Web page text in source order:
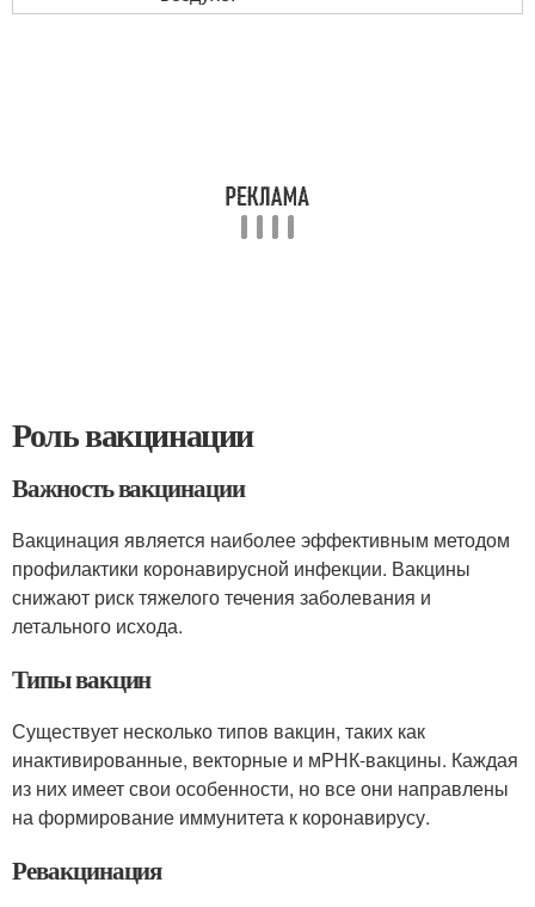
Роль вакцинации
Важность вакцинации
Вакцинация является наиболее эффективным методом
профилактики коронавирусной инфекции. Вакцины
снижают риск тяжелого течения заболевания и
летального исхода.
Типы вакцин
Существует несколько типов вакцин, таких как
инактивированные, векторные и мРНК-вакцины. Каждая
из них имеет свои особенности, но все они направлены
на формирование иммунитета к коронавирусу.
Ревакцинация